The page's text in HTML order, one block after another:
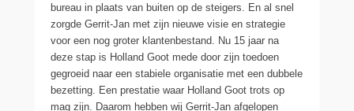
bureau in plaats van buiten op de steigers. En al snel
zorgde Gerrit-Jan met zijn nieuwe visie en strategie
voor een nog groter klantenbestand. Nu 15 jaar na
deze stap is Holland Goot mede door zijn toedoen
gegroeid naar een stabiele organisatie met een dubbele
bezetting. Een prestatie waar Holland Goot trots op
mag zijn. Daarom hebben wij Gerrit-Jan afgelopen